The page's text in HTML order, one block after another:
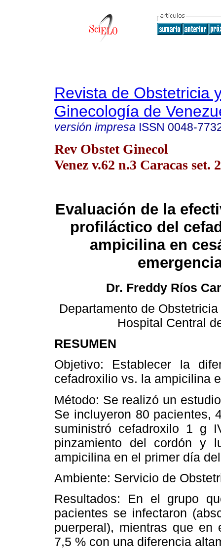
Revista de Obstetricia
Ginecología de
versión impresa ISSN 0048-
Rev Obstet Ginecol
Venez v.62 n.3 Caracas set.
Evaluación de la
profiláctico del
ampicilina en
Dr. Freddy Ríos
Departamento de
Hospital Central
RESUMEN
Objetivo: Establecer la
cefadroxilio vs. la ampicilina
Método: Se realizó un
Se incluyeron 80 pacientes,
suministró cefadroxilo 1 g
pinzamiento del cordón
ampicilina en el primer día
Ambiente: Servicio de
Resultados: En el grupo
pacientes se infectaron
puerperal), mientras que
7,5 % con una diferencia